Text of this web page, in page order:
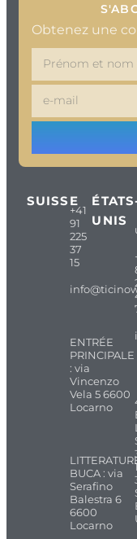
Obtenez une
SUISSE
+41
91
225
37
15
ENTRÉE
PRINCIPALE
: via
Vincenzo
Vela 5 6600
Locarno
BUCA : via
Serafino
Balestra 6
6600
Locarno
UNIS